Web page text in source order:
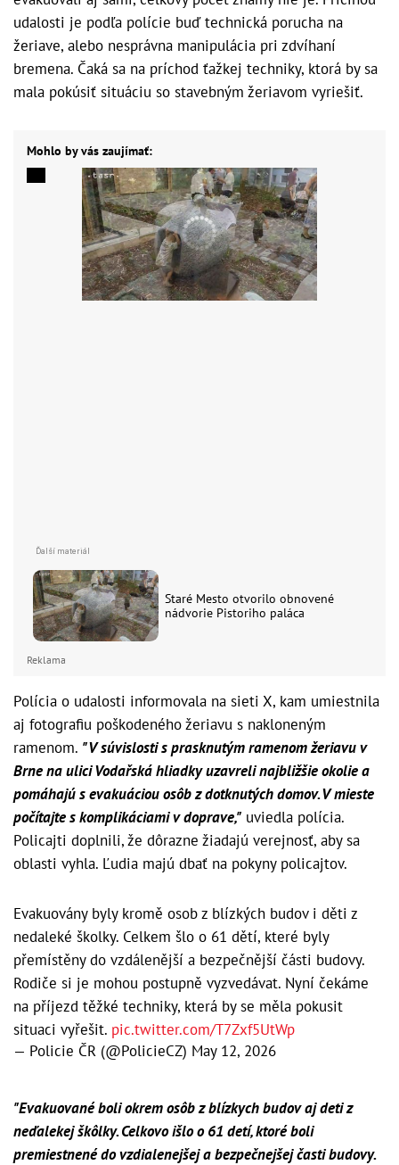
udalosti je podľa polície buď technická porucha na
žeriave, alebo nesprávna manipulácia pri zdvíhaní
bremena. Čaká sa na príchod ťažkej techniky, ktorá by sa
mala pokúsiť situáciu so stavebným žeriavom vyriešiť.
Mohlo by vás zaujímať:
Staré Mesto otvorilo obnovené
nádvorie Pistoriho paláca
Reklama
Polícia o udalosti informovala na sieti X, kam umiestnila
aj fotografiu poškodeného žeriavu s nakloneným
ramenom. "V súvislosti s prasknutým ramenom žeriavu v
Brne na ulici Vodařská hliadky uzavreli najbližšie okolie a
pomáhajú s evakuáciou osôb z dotknutých domov. V mieste
počítajte s komplikáciami v doprave," uviedla polícia.
Policajti doplnili, že dôrazne žiadajú verejnosť, aby sa
oblasti vyhla. Ľudia majú dbať na pokyny policajtov.
Evakuovány byly kromě osob z blízkých budov i děti z
nedaleké školky. Celkem šlo o 61 dětí, které byly
přemístěny do vzdálenější a bezpečnější části budovy.
Rodiče si je mohou postupně vyzvedávat. Nyní čekáme
na příjezd těžké techniky, která by se měla pokusit
situaci vyřešit. pic.twitter.com/T7Zxf5UtWp
— Policie ČR (@PolicieCZ) May 12, 2026
"Evakuované boli okrem osôb z blízkych budov aj deti z
neďalekej škôlky. Celkovo išlo o 61 detí, ktoré boli
premiestnené do vzdialenejšej a bezpečnejšej časti budovy.